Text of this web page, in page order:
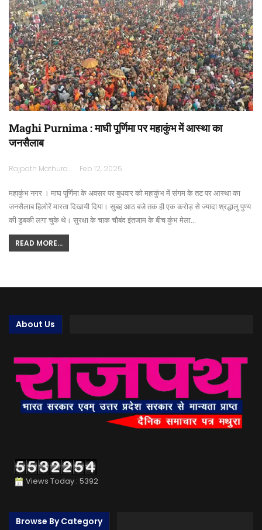
Maghi Purnima : माघी पूर्णिमा पर महाकुंभ में आस्था का
जनसैलाब
Rajpath Mathura Feb 12, 2025
महाकुंभ नगर । माघ पूर्णिमा के अवसर पर बुधवार को महाकुंभ में संगम के तट पर आस्था का
जनसैलाब हिलोरें मारता दिखायी दिया। सुबह आठ बजे तक ही एक करोड़ से ज्यादा श्रद्धालु पुण्य
की डुबकी लगा चुके थे। सुरक्षा के चाक चौबंद इंतजाम के बीच कुंभ मेला…
READ MORE...
About Us
Views Today : 5392
Browse By Category